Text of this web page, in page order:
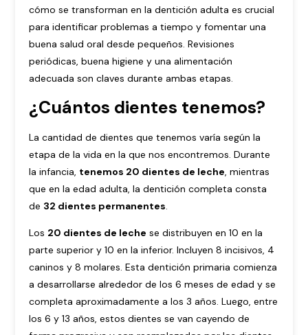
cómo se transforman en la dentición adulta es crucial
para identificar problemas a tiempo y fomentar una
buena salud oral desde pequeños. Revisiones
periódicas, buena higiene y una alimentación
adecuada son claves durante ambas etapas.
¿Cuántos dientes tenemos?
La cantidad de dientes que tenemos varía según la
etapa de la vida en la que nos encontremos. Durante
la infancia, tenemos 20 dientes de leche , mientras
que en la edad adulta, la dentición completa consta
de 32 dientes permanentes
Los 20 dientes de leche se distribuyen en 10 en la
parte superior y 10 en la inferior. Incluyen 8 incisivos, 4
caninos y 8 molares. Esta dentición primaria comienza
a desarrollarse alrededor de los 6 meses de edad y se
completa aproximadamente a los 3 años. Luego, entre
los 6 y 13 años, estos dientes se van cayendo de